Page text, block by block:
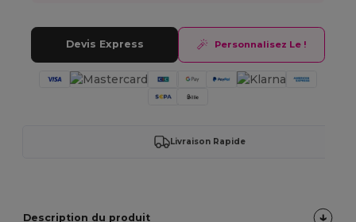
Devis Express Personnalisez Le !
Livraison Rapide
Description du produit